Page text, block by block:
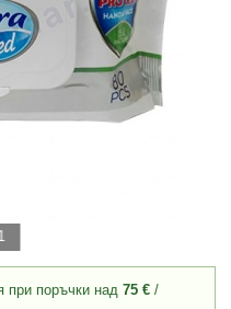
при поръчки над 75 € /